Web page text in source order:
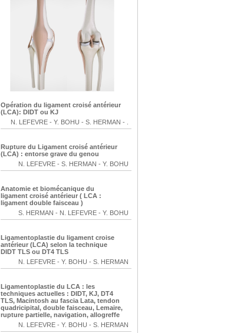
Opération du ligament croisé antérieur
(LCA): DIDT ou KJ
N. LEFEVRE - Y. BOHU - S. HERMAN -
Rupture du Ligament croisé antérieur
(LCA) : entorse grave du genou
N. LEFEVRE - S. HERMAN - Y. BOHU
Anatomie et biomécanique du
ligament croisé antérieur ( LCA :
ligament double faisceau )
S. HERMAN - N. LEFEVRE - Y. BOHU
Ligamentoplastie du ligament croise
antérieur (LCA) selon la technique
DIDT TLS ou DT4 TLS
N. LEFEVRE - Y. BOHU - S. HERMAN
Ligamentoplastie du LCA : les
techniques actuelles : DIDT, KJ, DT4
TLS, Macintosh au fascia Lata, tendon
quadricipital, double faisceau, Lemaire,
rupture partielle, navigation, allogreffe
N. LEFEVRE - Y. BOHU - S. HERMAN